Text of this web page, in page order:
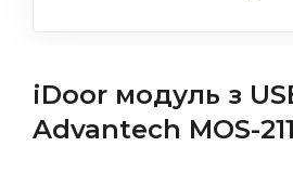
iDoor модуль з
Advantech MOS-